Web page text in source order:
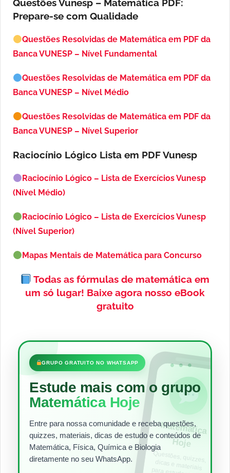
Questões Vunesp – Matemática PDF:
Prepare-se com Qualidade
Questões Resolvidas de Matemática em PDF da
Banca VUNESP – Nível Fundamental
Questões Resolvidas de Matemática em PDF da
Banca VUNESP – Nível Médio
Questões Resolvidas de Matemática em PDF da
Banca VUNESP – Nível Superior
Raciocínio Lógico Lista em PDFVunesp
Raciocínio Lógico – Lista de Exercícios Vunesp
(Nível Médio)
Raciocínio Lógico – Lista de Exercícios Vunesp
(Nível Superior)
Mapas Mentais de Matemática para Concurso
Todas as fórmulas de matemática em
um só lugar! Baixe agora nosso eBook
gratuito
•••
GRUPO GRATUITO NO WHATSAPP
Estude mais com o grupo
Matemática Hoje
Entre para nossa comunidade e receba questões,
quizzes, materiais, dicas de estudo e conteúdos de
Matemática, Física, Química e Biologia
diretamente no seu WhatsApp.
Matem
ática
Hoje
Questões, quizzes,
dicas e materiais
para estudar todos